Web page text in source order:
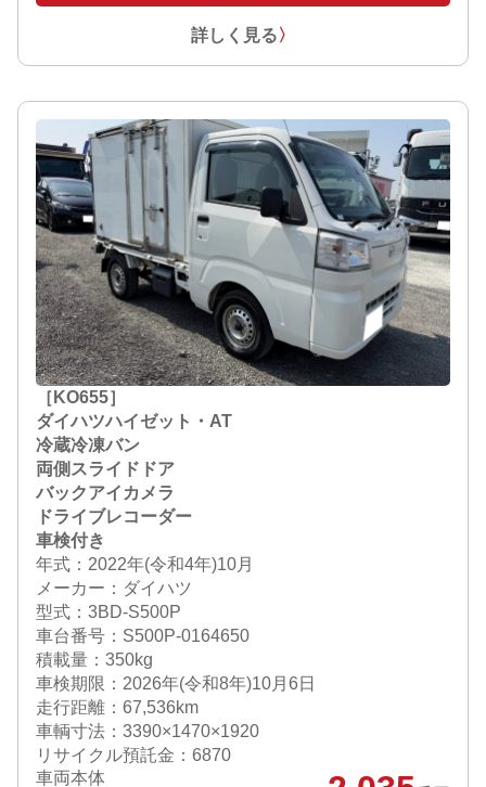
詳しく見る〉
［KO655］
ダイハツハイゼット・AT
冷蔵冷凍バン
両側スライドドア
バックアイカメラ
ドライブレコーダー
車検付き
年式：2022年(令和4年)10月
メーカー：ダイハツ
型式：3BD-S500P
車台番号：S500P-0164650
積載量：350kg
車検期限： 2026年(令和8年)10月6日
走行距離：67,536km
車輌寸法：3390×1470×1920
リサイクル預託金：6870
車両本体